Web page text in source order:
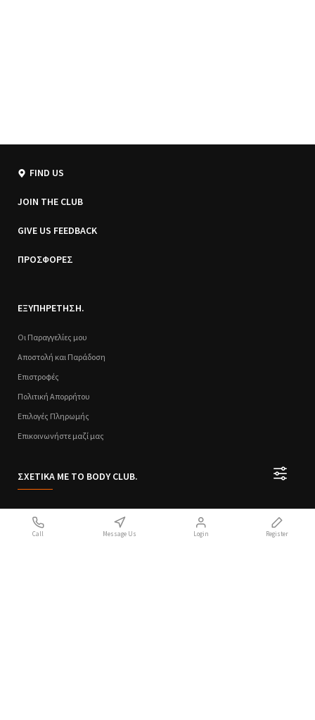
FIND US
JOIN THE CLUB
GIVE US FEEDBACK
ΠΡΟΣΦΟΡΕΣ
ΕΞΥΠΗΡΕΤΗΣΗ.
Οι Παραγγελίες μου
Αποστολή και Παράδοση
Επιστροφές
Πολιτική Απορρήτου
Επιλογές Πληρωμής
Επικοινωνήστε μαζί μας
ΣΧΕΤΙΚΑ ΜΕ ΤΟ BODY CLUB.
Call Message Us Login Register